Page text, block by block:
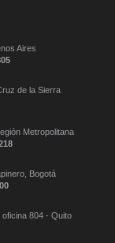
Aires
de la Sierra
Metropolitana
Bogotá
804 - Quito